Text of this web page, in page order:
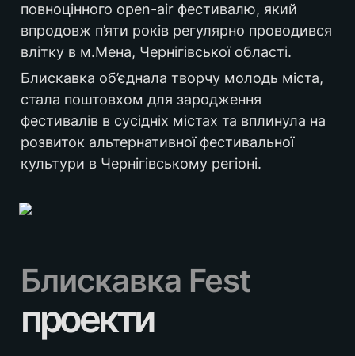
мистецька
фестивальна
повноцінного open-air фестивалю, який
впродовж п’яти років регулярно проводився
влітку в м.Мена, Чернігівської області.
Блискавка об’єднала творчу молодь міста,
стала поштовхом для зародження
фестивалів в сусідніх містах та вплинула на
розвиток альтернативної фестивальної
культури в Чернігівському регіоні.
Блискавка Fest
проекти